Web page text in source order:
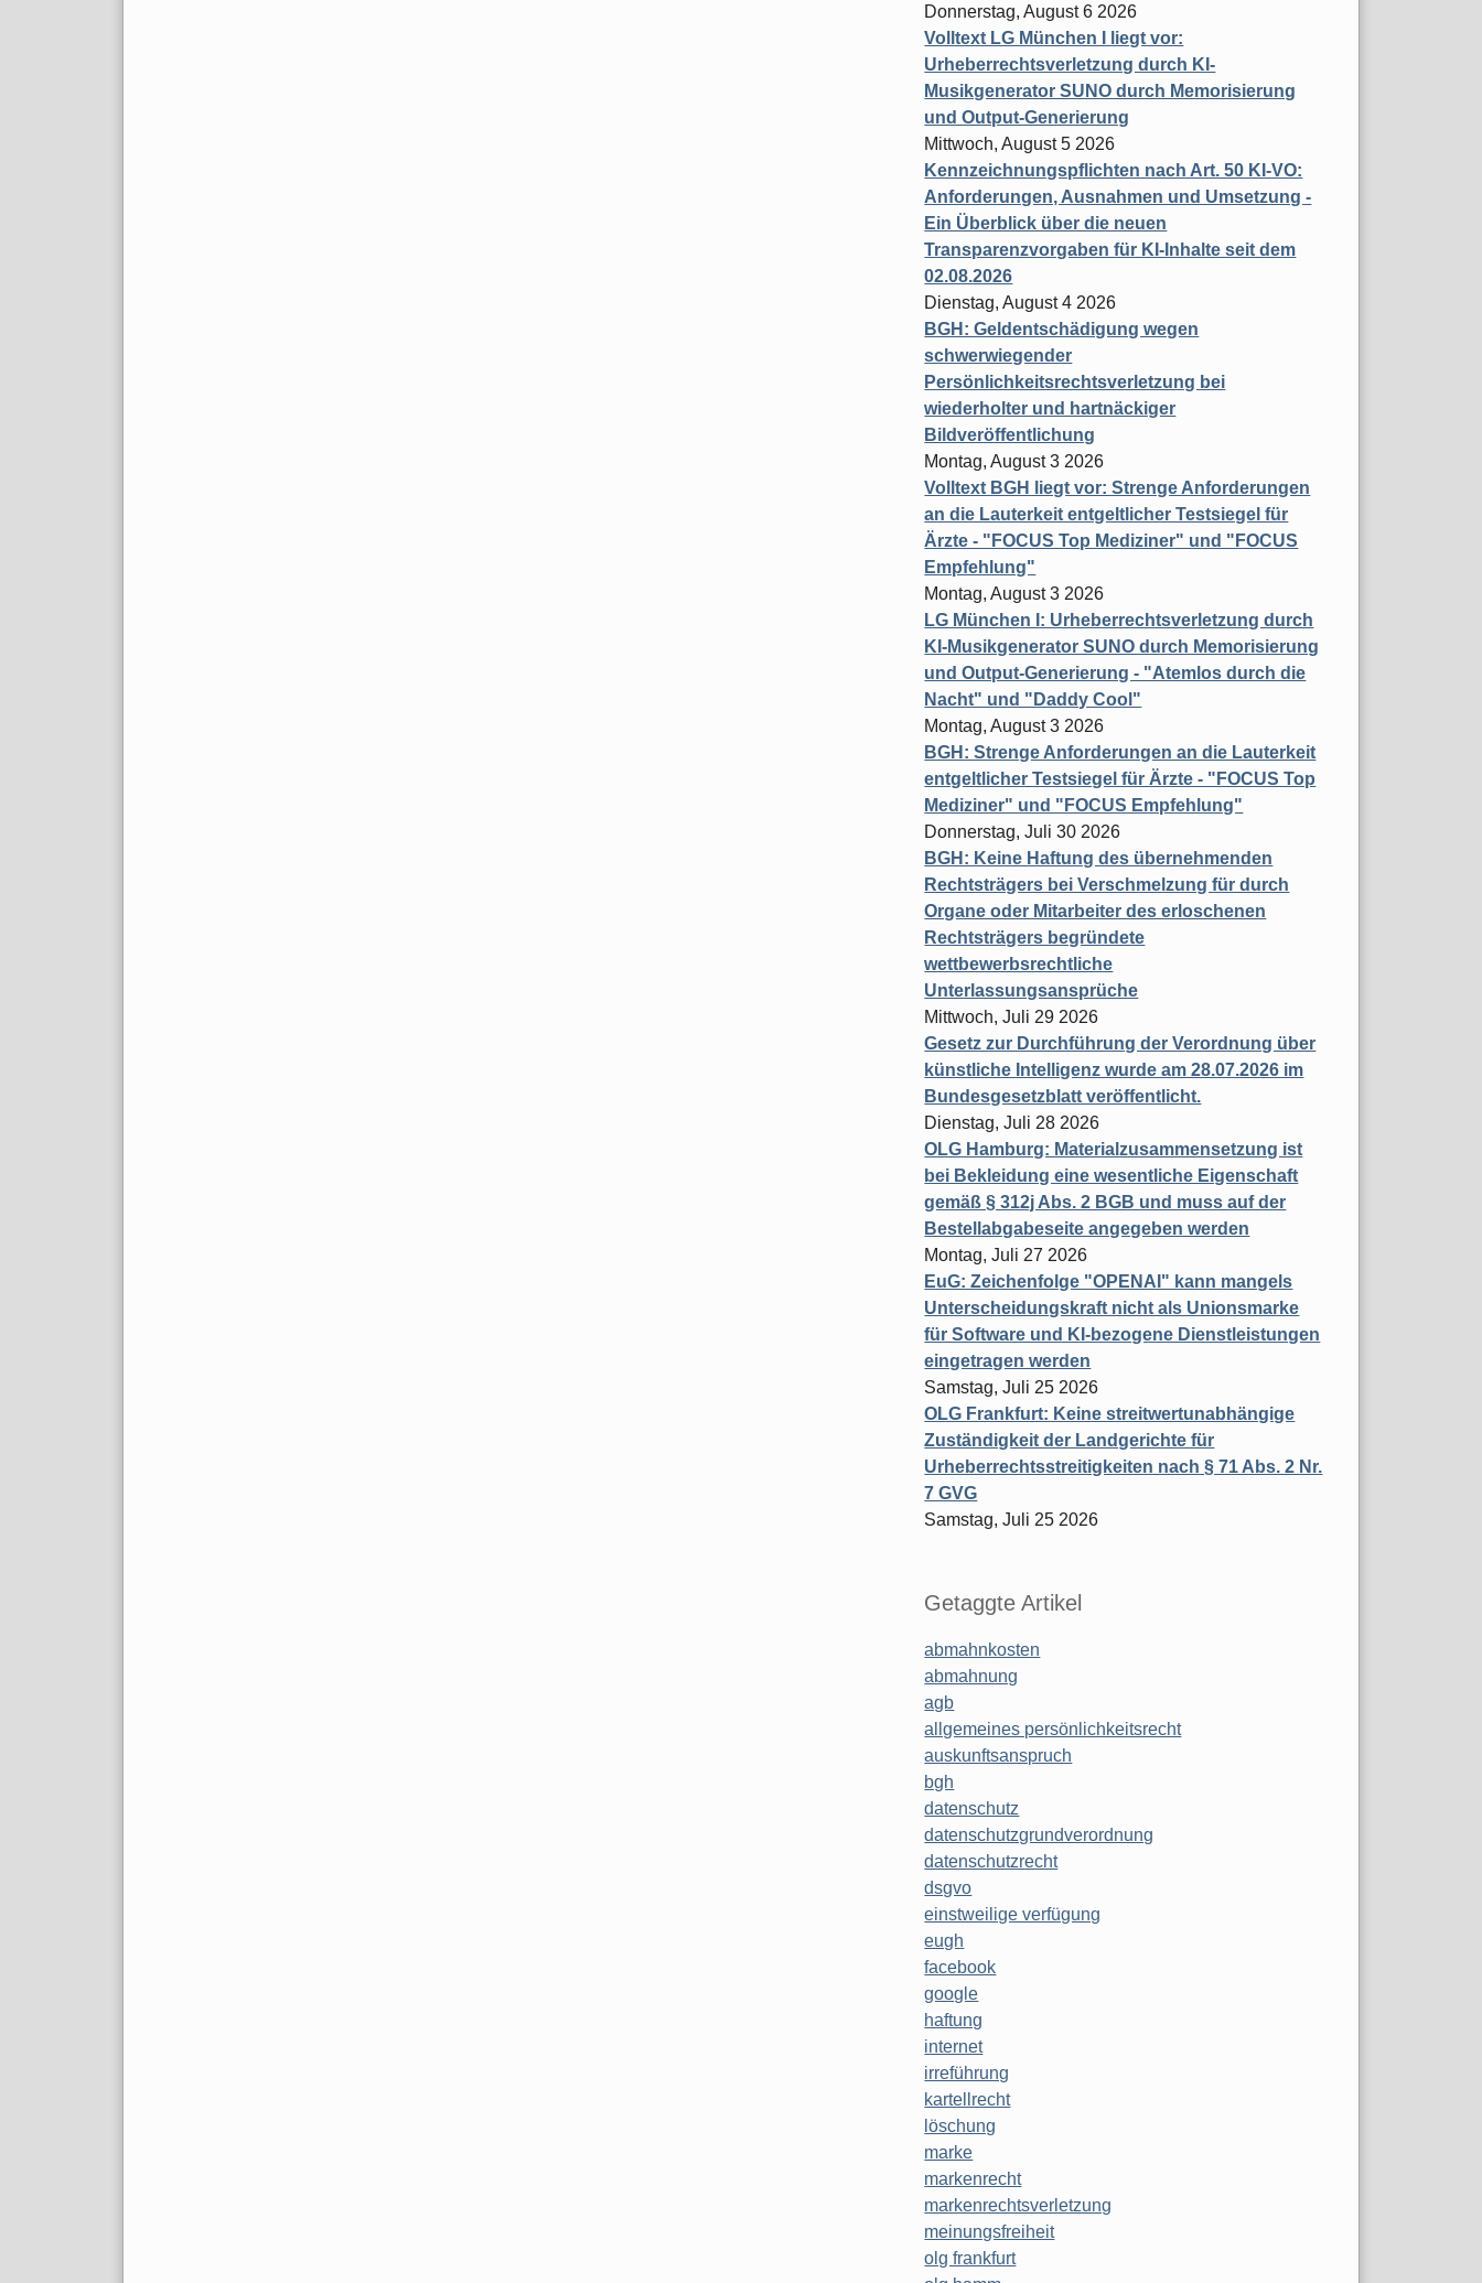
Donnerstag, August 6 2026
Volltext LG München I liegt vor:
Urheberrechtsverletzung durch KI-
Musikgenerator SUNO durch Memorisierung
und Output-Generierung
Mittwoch, August 5 2026
Kennzeichnungspflichten nach Art. 50 KI-VO:
Anforderungen, Ausnahmen und Umsetzung -
Ein Überblick über die neuen
Transparenzvorgaben für KI-Inhalte seit dem
02.08.2026
Dienstag, August 4 2026
BGH: Geldentschädigung wegen
schwerwiegender
Persönlichkeitsrechtsverletzung bei
wiederholter und hartnäckiger
Bildveröffentlichung
Montag, August 3 2026
Volltext BGH liegt vor: Strenge Anforderungen
an die Lauterkeit entgeltlicher Testsiegel für
Ärzte - "FOCUS Top Mediziner" und "FOCUS
Empfehlung"
Montag, August 3 2026
LG München I: Urheberrechtsverletzung durch
KI-Musikgenerator SUNO durch Memorisierung
und Output-Generierung - "Atemlos durch die
Nacht" und "Daddy Cool"
Montag, August 3 2026
BGH: Strenge Anforderungen an die Lauterkeit
entgeltlicher Testsiegel für Ärzte - "FOCUS Top
Mediziner" und "FOCUS Empfehlung"
Donnerstag, Juli 30 2026
BGH: Keine Haftung des übernehmenden
Rechtsträgers bei Verschmelzung für durch
Organe oder Mitarbeiter des erloschenen
Rechtsträgers begründete
wettbewerbsrechtliche
Unterlassungsansprüche
Mittwoch, Juli 29 2026
Gesetz zur Durchführung der Verordnung über
künstliche Intelligenz wurde am 28.07.2026 im
Bundesgesetzblatt veröffentlicht.
Dienstag, Juli 28 2026
OLG Hamburg: Materialzusammensetzung ist
bei Bekleidung eine wesentliche Eigenschaft
gemäß § 312j Abs. 2 BGB und muss auf der
Bestellabgabeseite angegeben werden
Montag, Juli 27 2026
EuG: Zeichenfolge "OPENAI" kann mangels
Unterscheidungskraft nicht als Unionsmarke
für Software und KI-bezogene Dienstleistungen
eingetragen werden
Samstag, Juli 25 2026
OLG Frankfurt: Keine streitwertunabhängige
Zuständigkeit der Landgerichte für
Urheberrechtsstreitigkeiten nach § 71 Abs. 2 Nr.
7 GVG
Samstag, Juli 25 2026
Getaggte Artikel
abmahnkosten
abmahnung
agb
allgemeines persönlichkeitsrecht
auskunftsanspruch
bgh
datenschutz
datenschutzgrundverordnung
datenschutzrecht
dsgvo
einstweilige verfügung
eugh
facebook
google
haftung
internet
irreführung
kartellrecht
löschung
marke
markenrecht
markenrechtsverletzung
meinungsfreiheit
olg frankfurt